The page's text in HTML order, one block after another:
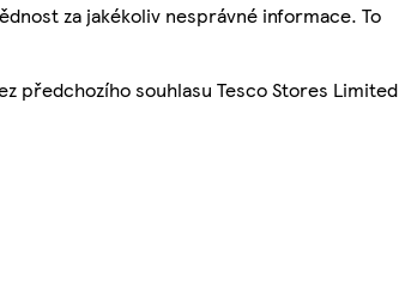
za jakékoliv nesprávné informace. To
předchozího souhlasu Tesco Stores Limited